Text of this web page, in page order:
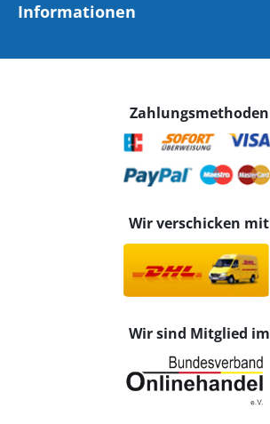
Informationen
Zahlungsmethoden
Wir verschicken mit
Wir sind Mitglied im